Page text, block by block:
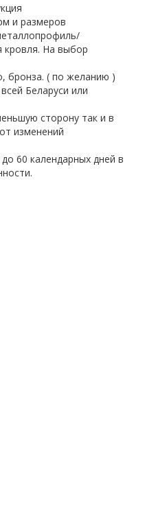
и размеров
кровля. На выбор
бронза. ( по желанию )
Беларуси или
сторону так и в
изменений
60 календарных дней в